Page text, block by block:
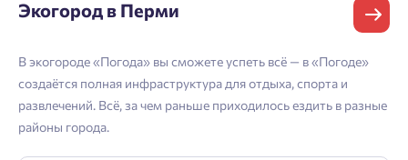
Телефон
Email
Экогород в Перми
В экогороде «Погода» вы сможете успеть всё — в «Погоде»
создаётся полная инфраструктура для отдыха, спорта и
развлечений. Всё, за чем раньше приходилось ездить в разные
районы города.
Войти
Личный кабинет
Личный кабинет
Астрахань